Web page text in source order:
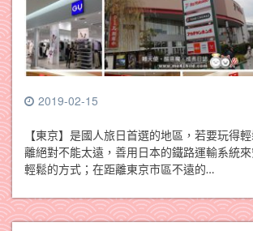
2019-02-15
【東京】是國人旅日首選的地區，若要玩得
離絕對不能太遠，善用日本的鐵路運輸系統
輕鬆的方式；在距離東京市區不遠的…